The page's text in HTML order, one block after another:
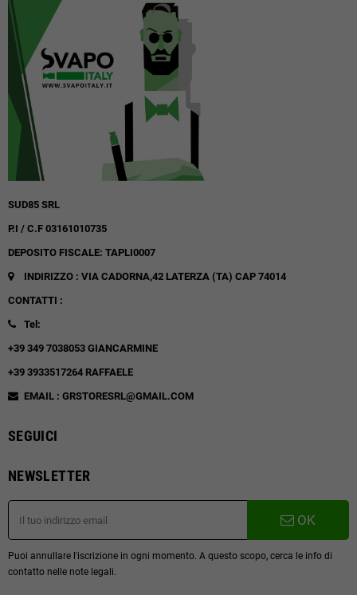
SUD85 SRL
P.I / C.F 03161010735
DEPOSITO FISCALE: TAPLI0007
INDIRIZZO : VIA CADORNA,42 LATERZA (TA) CAP 74014
CONTATTI :
Tel:
+39 349 7038053 GIANCARMINE
+39 3933517264 RAFFAELE
EMAIL : GRSTORESRL@GMAIL.COM
SEGUICI
NEWSLETTER
OK
Puoi annullare l'iscrizione in ogni momento. A questo scopo, cerca le info di
contatto nelle note legali.